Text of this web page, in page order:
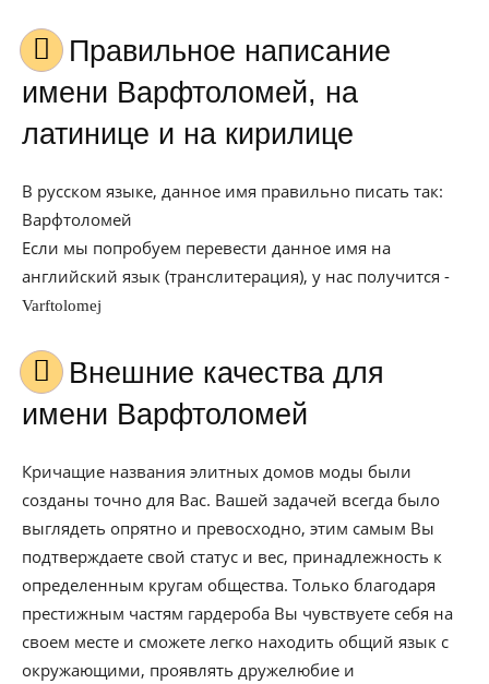
Правильное написание
имени Варфтоломей, на
латинице и на кирилице
В русском языке, данное имя правильно писать так:
Варфтоломей
Если мы попробуем перевести данное имя на
английский язык (транслитерация), у нас получится -
Varftolomej
Внешние качества для
имени Варфтоломей
Кричащие названия элитных домов моды были
созданы точно для Вас. Вашей задачей всегда было
выглядеть опрятно и превосходно, этим самым Вы
подтверждаете свой статус и вес, принадлежность к
определенным кругам общества. Только благодаря
престижным частям гардероба Вы чувствуете себя на
своем месте и сможете легко находить общий язык с
окружающими, проявлять дружелюбие и